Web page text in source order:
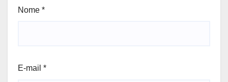
Nome *
E-mail *